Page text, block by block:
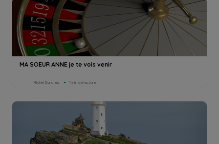
MA SOEUR ANNE je te vois venir
Michel Sanchez 1min de lecture